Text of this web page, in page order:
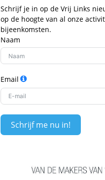
Schrijf je in op de Vrij Links
op de hoogte van al onze
bijeenkomsten.
Naam
Email
Schrijf me nu in!